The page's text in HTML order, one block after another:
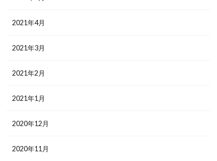
2021年4月
2021年3月
2021年2月
2021年1月
2020年12月
2020年11月